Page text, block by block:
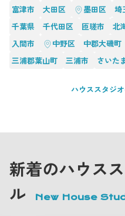
富津市
大田区 墨田区 埼
千葉県
千代田区 匝瑳市 北
入間市
中野区 中郡大磯町
三浦郡葉山町
三浦市 さいた
ハウススタジ
新着のハウス
ル
New House